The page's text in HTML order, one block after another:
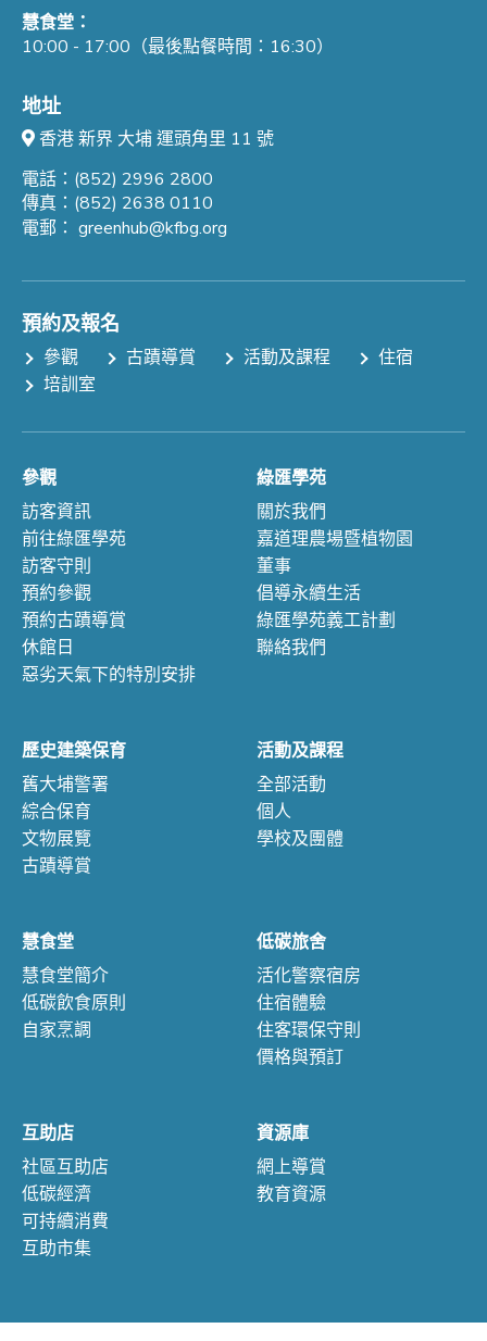
慧食堂：
10:00 - 17:00（最後點餐時間：16:30）
地址
香港 新界 大埔 運頭角里 11 號
電話：(852) 2996 2800
傳真：(852) 2638 0110
電郵： greenhub@kfbg.org
預約及報名
參觀 古蹟導賞 活動及課程
住宿
培訓室
參觀
訪客資訊
前往綠匯學苑
訪客守則
預約參觀
預約古蹟導賞
休館日
惡劣天氣下的特別安排
綠匯學苑
關於我們
嘉道理農場暨植物園
董事
倡導永續生活
綠匯學苑義工計劃
聯絡我們
歷史建築保育
舊大埔警署
綜合保育
文物展覽
古蹟導賞
活動及課程
全部活動
個人
學校及團體
慧食堂
慧食堂簡介
低碳飲食原則
自家烹調
低碳旅舍
活化警察宿房
住宿體驗
住客環保守則
價格與預訂
互助店
社區互助店
低碳經濟
可持續消費
互助市集
資源庫
網上導賞
教育資源